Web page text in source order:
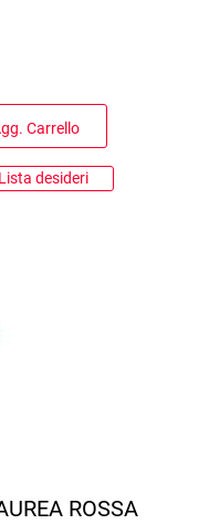
Carrello
Lista desideri
ROSSA